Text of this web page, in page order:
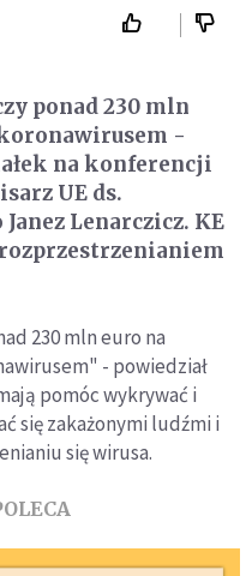
ponad 230 mln
-
na konferencji
UE ds.
Lenarczicz. KE
230 mln euro na
- powiedział
pomóc wykrywać i
się zakażonymi ludźmi i
się wirusa.